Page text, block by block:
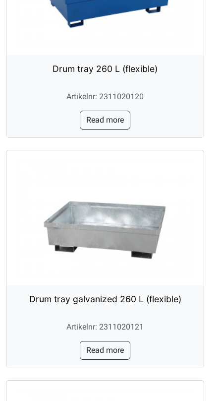
Drum tray 260 L (flexible)
Artikelnr: 2311020120
Read more
Drum tray galvanized 260 L (flexible)
Artikelnr: 2311020121
Read more